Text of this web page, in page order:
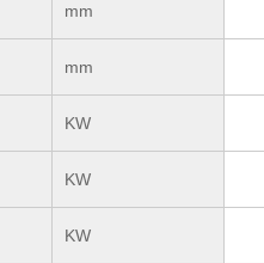
mm
mm
KW
KW
KW